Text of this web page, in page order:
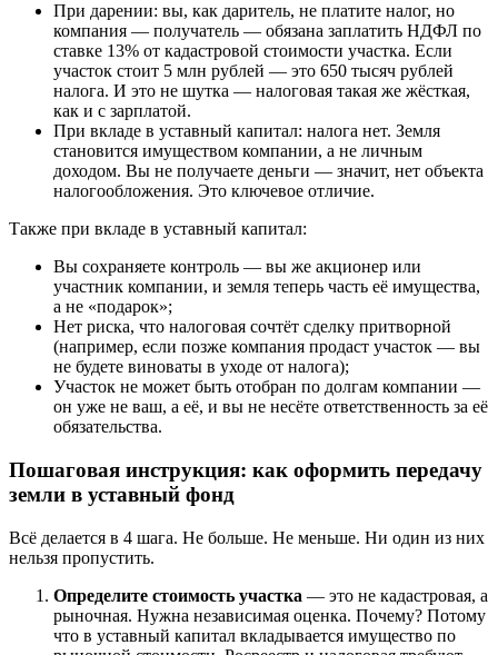
При дарении: вы, как даритель, не платите налог, но
компания — получатель — обязана заплатить НДФЛ по
ставке 13% от кадастровой стоимости участка. Если
участок стоит 5 млн рублей — это 650 тысяч рублей
налога. И это не шутка — налоговая такая же жёсткая,
как и с зарплатой.
При вкладе в уставный капитал: налога нет. Земля
становится имуществом компании, а не личным
доходом. Вы не получаете деньги — значит, нет объекта
налогообложения. Это ключевое отличие.
Также при вкладе в уставный капитал:
Вы сохраняете контроль — вы же акционер или
участник компании, и земля теперь часть её имущества,
а не «подарок»;
Нет риска, что налоговая сочтёт сделку притворной
(например, если позже компания продаст участок — вы
не будете виноваты в уходе от налога);
Участок не может быть отобран по долгам компании —
он уже не ваш, а её, и вы не несёте ответственность за её
обязательства.
Пошаговая инструкция: как оформить передачу
земли в уставный фонд
Всё делается в 4 шага. Не больше. Не меньше. Ни один из них
нельзя пропустить.
Определите стоимость участка — это не кадастровая, а
рыночная. Нужна независимая оценка. Почему? Потому
что в уставный капитал вкладывается имущество по